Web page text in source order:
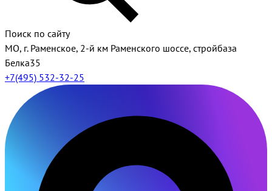
Поиск по сайту
МО, г. Раменское, 2-й км Раменского шоссе, стройбаза
Белка35
+7(495) 532-32-25